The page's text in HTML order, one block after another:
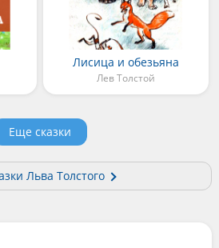
Лисица и обезьяна
Лев Толстой
Еще сказки
Льва Толстого